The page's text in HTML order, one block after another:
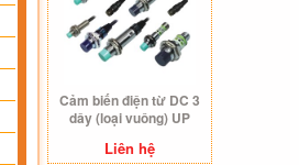
Cảm biến điện từ DC 3
dây (loại vuông) UP
Liên hệ